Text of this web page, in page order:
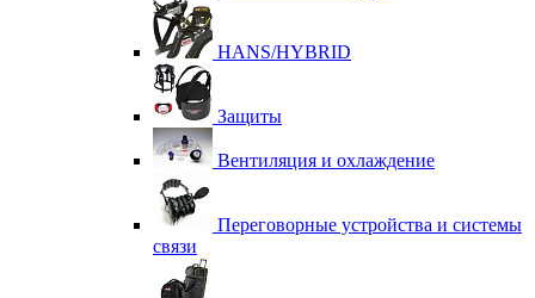
HANS/HYBRID
Защиты
Вентиляция и охлаждение
Переговорные устройства и системы
связи